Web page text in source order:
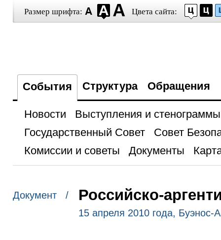
Размер шрифта: Цвета сайта:
События Структура Обращения
Новости
Выступления и стенограммы
Государственный Совет
Совет
Комиссии и советы
Документы
Документ / Российско-
15 апреля 2010 года, Буэнос-